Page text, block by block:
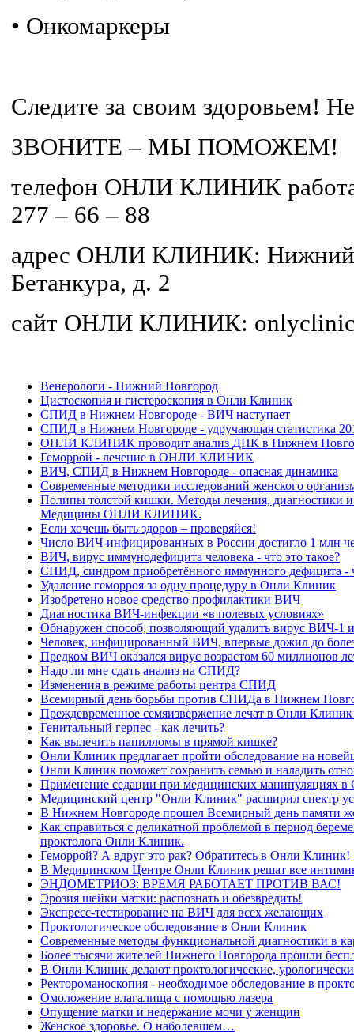
• Онкомаркеры
Следите за своим здоровьем!
ЗВОНИТЕ – МЫ ПОМОЖЕМ!
телефон ОНЛИ КЛИНИК
277 – 66 – 88
адрес ОНЛИ КЛИНИК: Нижний
Бетанкура, д. 2
сайт ОНЛИ КЛИНИК:
Венерологи - Нижний Новгород
Цистоскопия и гистероскопия в Онли Клиник
СПИД в Нижнем Новгороде - ВИЧ наступает
СПИД в Нижнем Новгороде - удручающая статистика
ОНЛИ КЛИНИК проводит анализ ДНК в Нижнем
Геморрой - лечение в ОНЛИ КЛИНИК
ВИЧ, СПИД в Нижнем Новгороде - опасная динамика
Современные методики исследований женского
Полипы толстой кишки. Методы лечения, диагностики
Медицины ОНЛИ КЛИНИК.
Если хочешь быть здоров – проверяйся!
Число ВИЧ-инфицированных в России достигло 1 млн
ВИЧ, вирус иммунодефицита человека - что это такое?
СПИД, синдром приобретённого иммунного дефицита -
Удаление геморроя за одну процедуру в Онли Клиник
Изобретено новое средство профилактики ВИЧ
Диагностика ВИЧ-инфекции «в полевых условиях»
Обнаружен способ, позволяющий удалить вирус ВИЧ-
Человек, инфицированный ВИЧ, впервые дожил до
Предком ВИЧ оказался вирус возрастом 60 миллионов
Надо ли мне сдать анализ на СПИД?
Изменения в режиме работы центра СПИД
Всемирный день борьбы против СПИДа в Нижнем
Преждевременное семяизвержение лечат в Онли
Генитальный герпес - как лечить?
Как вылечить папилломы в прямой кишке?
Онли Клиник предлагает пройти обследование на
Онли Клиник поможет сохранить семью и наладить
Применение седации при медицинских манипуляциях
Медицинский центр "Онли Клиник" расширил спектр
В Нижнем Новгороде прошел Всемирный день памяти
Как справиться с деликатной проблемой в период
проктолога Онли Клиник.
Геморрой? А вдруг это рак? Обратитесь в Онли Клиник!
В Медицинском Центре Онли Клиник решат все
ЭНДОМЕТРИОЗ: ВРЕМЯ РАБОТАЕТ ПРОТИВ ВАС!
Эрозия шейки матки: распознать и обезвредить!
Экспресс-тестирование на ВИЧ для всех желающих
Проктологическое обследование в Онли Клиник
Современные методы функциональной диагностики в
Более тысячи жителей Нижнего Новгорода прошли
В Онли Клиник делают проктологические,
Ректороманоскопия - необходимое обследование в
Омоложение влагалища с помощью лазера
Опущение матки и недержание мочи у женщин
Женское здоровье. О наболевшем…